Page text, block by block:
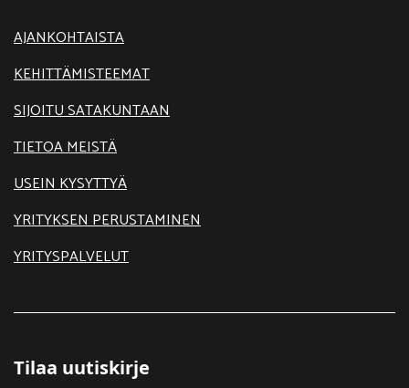
AJANKOHTAISTA
KEHITTÄMISTEEMAT
SIJOITU SATAKUNTAAN
TIETOA MEISTÄ
USEIN KYSYTTYÄ
YRITYKSEN PERUSTAMINEN
YRITYSPALVELUT
Tilaa uutiskirje